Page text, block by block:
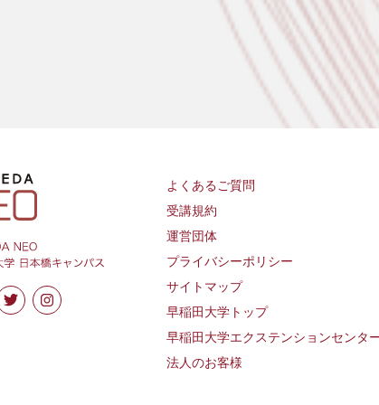
よくあるご質問
受講規約
運営団体
プライバシーポリシー
サイトマップ
早稲田大学トップ
早稲田大学エクステンションセンタ
法人のお客様